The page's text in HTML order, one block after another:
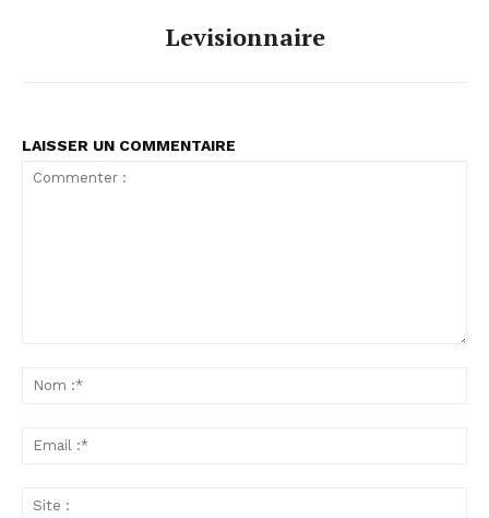
Levisionnaire
LAISSER UN COMMENTAIRE